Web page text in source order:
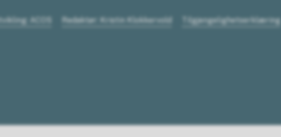
ACOS Redaktør: Kristin Klokkervold Tilgjengelighetserklæring